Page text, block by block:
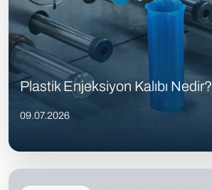
Plastik Enjeksiyon Kalıbı Nedir?
09.07.2026